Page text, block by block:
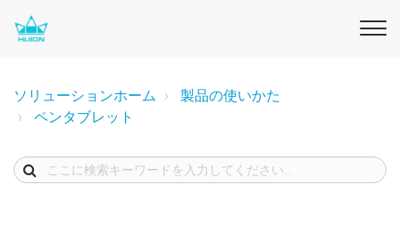
ソリューションホーム
製品の使いかた
ペンタブレット